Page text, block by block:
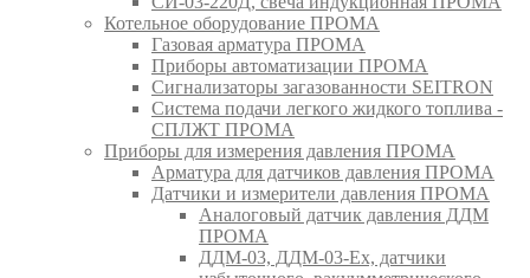
Котельное оборудование ПРОМА
Газовая арматура ПРОМА
Приборы автоматизации ПРОМА
Сигнализаторы загазованности SEITRON
Система подачи легкого жидкого топлива -
СПЛЖТ ПРОМА
Приборы для измерения давления ПРОМА
Арматура для датчиков давления ПРОМА
Датчики и измерители давления ПРОМА
Аналоговый датчик давления ДДМ
ПРОМА
ДДМ-03, ДДМ-03-Ех, датчики